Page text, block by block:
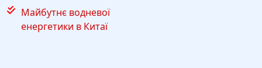
Майбутнє водневої
енергетики в Китаї